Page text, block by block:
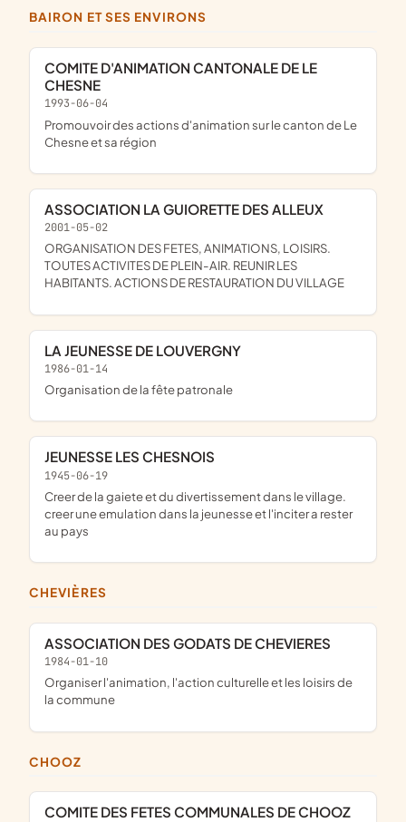
BAIRON ET SES ENVIRONS
COMITE D'ANIMATION CANTONALE DE LE
CHESNE
1993-06-04
promouvoir des actions d'animation sur le canton de Le
Chesne et sa région
ASSOCIATION LA GUIORETTE DES ALLEUX
2001-05-02
ORGANISATION DES FETES, ANIMATIONS, LOISIRS.
TOUTES ACTIVITES DE PLEIN-AIR. REUNIR LES
HABITANTS. ACTIONS DE RESTAURATION DU VILLAGE
LA JEUNESSE DE LOUVERGNY
1986-01-14
organisation de la fête patronale
JEUNESSE LES CHESNOIS
1945-06-19
creer de la gaiete et du divertissement dans le village.
creer une emulation dans la jeunesse et l'inciter a rester
au pays
CHEVIÈRES
ASSOCIATION DES GODATS DE CHEVIERES
1984-01-10
organiser l'animation, l'action culturelle et les loisirs de
la commune
CHOOZ
COMITE DES FETES COMMUNALES DE CHOOZ